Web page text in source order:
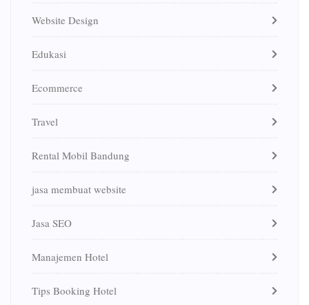
Website Design
Edukasi
Ecommerce
Travel
Rental Mobil Bandung
jasa membuat website
Jasa SEO
Manajemen Hotel
Tips Booking Hotel